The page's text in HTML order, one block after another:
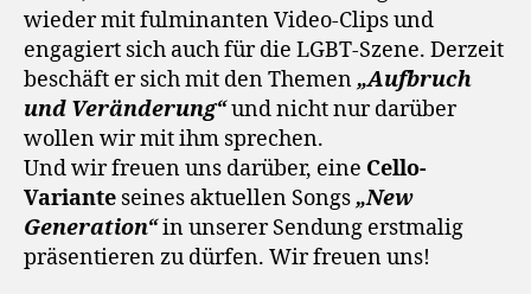
wieder mit fulminanten Video-Clips und
engagiert sich auch für die LGBT-Szene. Derzeit
beschäft er sich mit den Themen „Aufbruch
und Veränderung“und nicht nur darüber
wollen wir mit ihm sprechen.
Und wir freuen uns darüber, eine Cello-
Variante seines aktuellen Songs „New
Generation“in unserer Sendung erstmalig
präsentieren zu dürfen. Wir freuen uns!